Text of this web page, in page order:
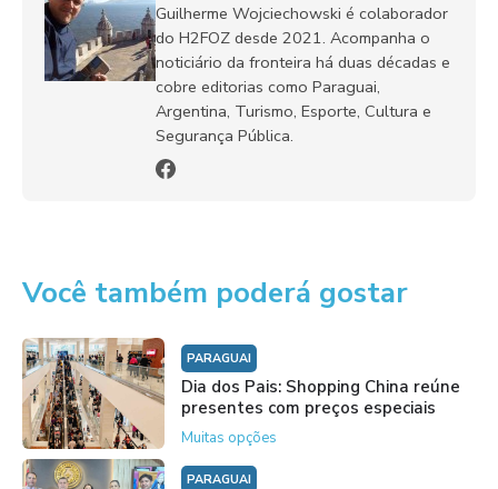
Guilherme Wojciechowski é colaborador
do H2FOZ desde 2021. Acompanha o
noticiário da fronteira há duas décadas e
cobre editorias como Paraguai,
Argentina, Turismo, Esporte, Cultura e
Segurança Pública.
Você também poderá gostar
PARAGUAI
Dia dos Pais: Shopping China reúne
presentes com preços especiais
Muitas opções
PARAGUAI